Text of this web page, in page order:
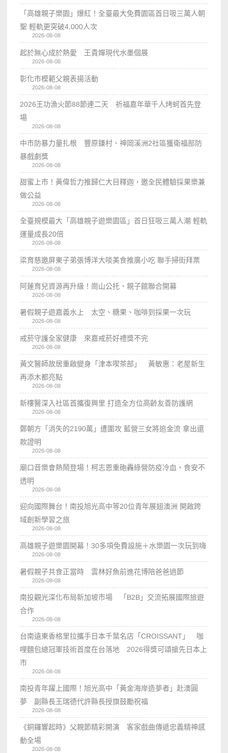
「高雄親子樂園」爆紅！全臺最大免費園區首日吸三萬人朝
聖 輕軌更突破4,000人次
2026-08-08
起於無心成於熱愛 王貴嬋現代水墨個展
2026-08-08
彰化市模範父親表揚活動
2026-08-08
2026王功漁火節88節連二天 祈福嘉年華千人烤蚵首先登
場
2026-08-08
中市防暴力量扎根 豐原鎌村、神岡溪洲2社區獲衛福部防
暴戲劇獎
2026-08-08
甜蜜上市！黃偉哲力推歸仁大目釋迦，邀全民體驗採果樂兼
做公益
2026-08-08
全臺規模最大「高雄親子遊樂園區」首日狂吸三萬人潮 輕軌
運量成長20倍
2026-08-08
梁育慈邀屏東子弟張博洋大啖美食推廣小吃 聯手掃街拜票
2026-08-08
阿蓮育兒資源再升級！崗山公托、親子館聯合開幕
2026-08-08
暑假親子遊嘉義水上 太空、糖果、咖啡到採果一次玩
2026-08-08
戒菸守護全家健康 來嘉戒菸好禮獎不完
2026-08-08
黃文醫師故居重啟變身「津本喫茶部」 黃敏惠：老屋新生
再添木都亮點
2026-08-08
新樓醫深入社區首攜復興里 打造全方位高齡友善防護網
2026-08-08
鄭朝方「消失的2190萬」遭圍攻 藍營三女將追金流 拿出還
款證明
2026-08-08
廟口音樂會熱鬧登場！柯志恩重砲轟綠營防疫冷血、食安不
透明
2026-08-08
迎向國際舞台！南投旭光高中等20位青年展翅澳洲 開啟跨
域創新學習之旅
2026-08-08
高雄親子遊樂園開幕！30多項免費設施＋水樂園一次玩到嗨
2026-08-08
暑假親子共食正當時 雲林好魚前進花博陪爸爸過節
2026-08-08
南投觀光深化布局新加坡市場 「B2B」交流拓展國際旅遊
合作
2026-08-08
台南遠東香格里拉攜手日本千葉名店「CROISSANT」 咖
哩麵包總冠軍技術首度在台落地 2026得獎可頌搶先日本上
市
2026-08-08
南投青年躍上國際！旭光高中「黃金海岸造夢者」赴澳圓
夢 副縣長王瑞德代許縣長授旗鼓勵祝福
2026-08-08
《銅鑼響起時》父親節精彩開演 客家戲曲傳遞忠義精神感
動全場
2026-08-08